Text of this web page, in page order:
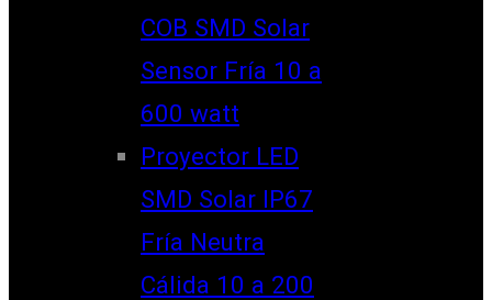
COB SMD Solar
Sensor Fría 10 a
600 watt
Proyector LED
SMD Solar IP67
Fría Neutra
Cálida 10 a 200